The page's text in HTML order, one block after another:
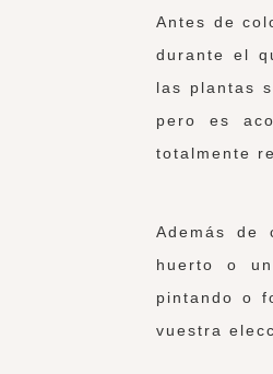
Antes de
durante el
las plantas
pero es
totalmente
Además de
huerto o
pintando o
vuestra